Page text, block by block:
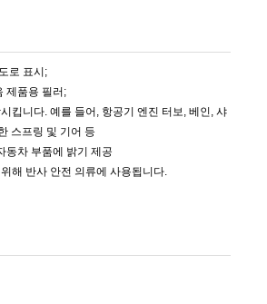
로 표시;
제품용 필러;
킵니다. 예를 들어, 항공기 엔진 터보, 베인, 샤
스프링 및 기어 등
동차 부품에 밝기 제공
해 반사 안전 의류에 사용됩니다.